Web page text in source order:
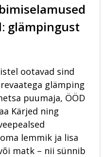
glämpingust
ootavad sind
glämping
puumaja, ÖÖD
Kärjed ning
lemmik ja lisa
matk – nii sünnib